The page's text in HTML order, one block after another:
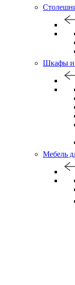
Шкафы и
Мебель